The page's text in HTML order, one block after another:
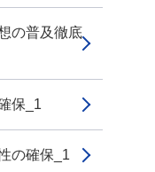
の普及徹底
保_1
の確保_1